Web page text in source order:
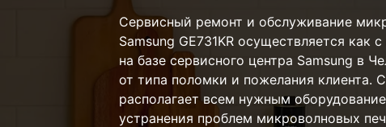
Сервисный ремонт и обслуживание
Samsung GE731KR осуществляется как
на базе сервисного центра Samsung в
от типа поломки и пожелания клиента.
располагает всем нужным
устранения проблем микроволновых